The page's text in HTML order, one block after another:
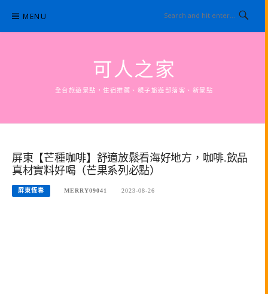
content
MENU
可人之家
全台旅遊景點，住宿推薦、親子旅遊部落客、新景點
屏東【芒種咖啡】舒適放鬆看海好地方，咖啡.飲品
真材實料好喝（芒果系列必點）
屏東恆春 MERRY09041 2023-08-26